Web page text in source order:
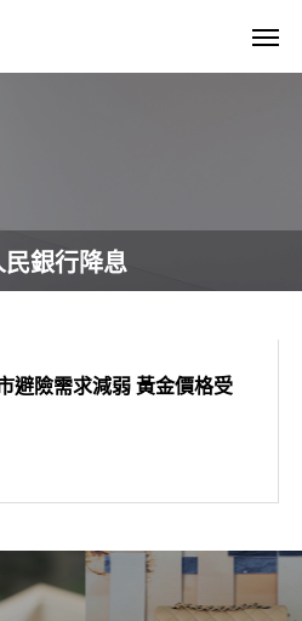
民銀行降息
避險需求減弱 黃金價格受